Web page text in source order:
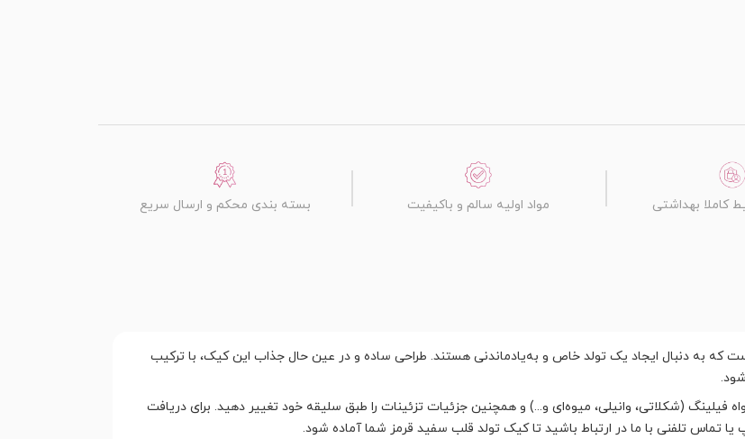
کاملا بهداشتی مواد اولیه سالم و باکیفیت بسته بندی محکم و ارسال سریع
که به دنبال ایجاد یک تولد خاص و به‌یادماندنی هستند. طراحی ساده و در عین حال جذاب این کیک، با ترکیب
(شکلاتی، وانیلی، میوه‌ای و...) و همچنین جزئیات تزئینات را طبق سلیقه خود تغییر دهید. برای دریافت
تماس تلفنی با ما در ارتباط باشید تا کیک تولد قلب سفید قرمز شما آماده شود.